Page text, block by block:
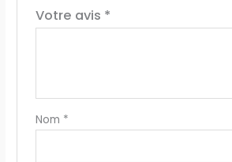
Votre avis *
Nom *